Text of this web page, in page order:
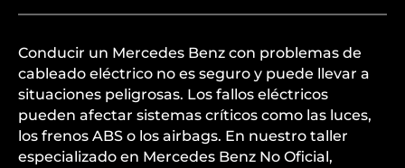
Conducir un Mercedes Benz con problemas de
cableado eléctrico no es seguro y puede llevar a
situaciones peligrosas. Los fallos eléctricos
pueden afectar sistemas críticos como las luces,
los frenos ABS o los airbags. En nuestro taller
especializado en Mercedes Benz No Oficial,